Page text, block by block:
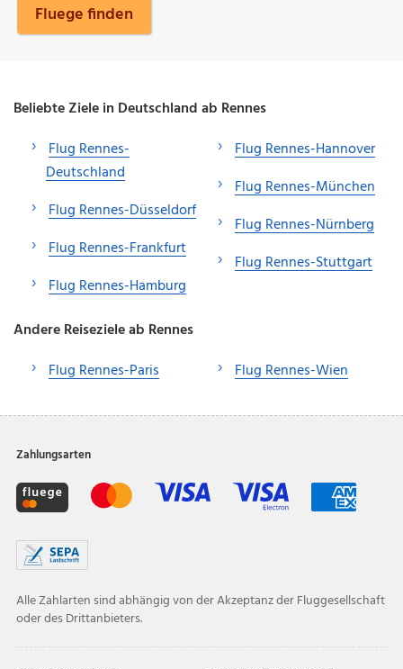
Fluege finden
Beliebte Ziele in Deutschland ab Rennes
Flug Rennes-
Deutschland
Flug Rennes-Düsseldorf
Flug Rennes-Frankfurt
Flug Rennes-Hamburg
Flug Rennes-Hannover
Flug Rennes-München
Flug Rennes-Nürnberg
Flug Rennes-Stuttgart
Andere Reiseziele ab Rennes
Flug Rennes-Paris
Flug Rennes-Wien